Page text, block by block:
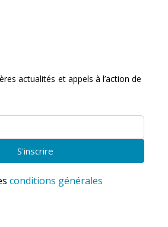
actualités et appels à l’action de
conditions générales